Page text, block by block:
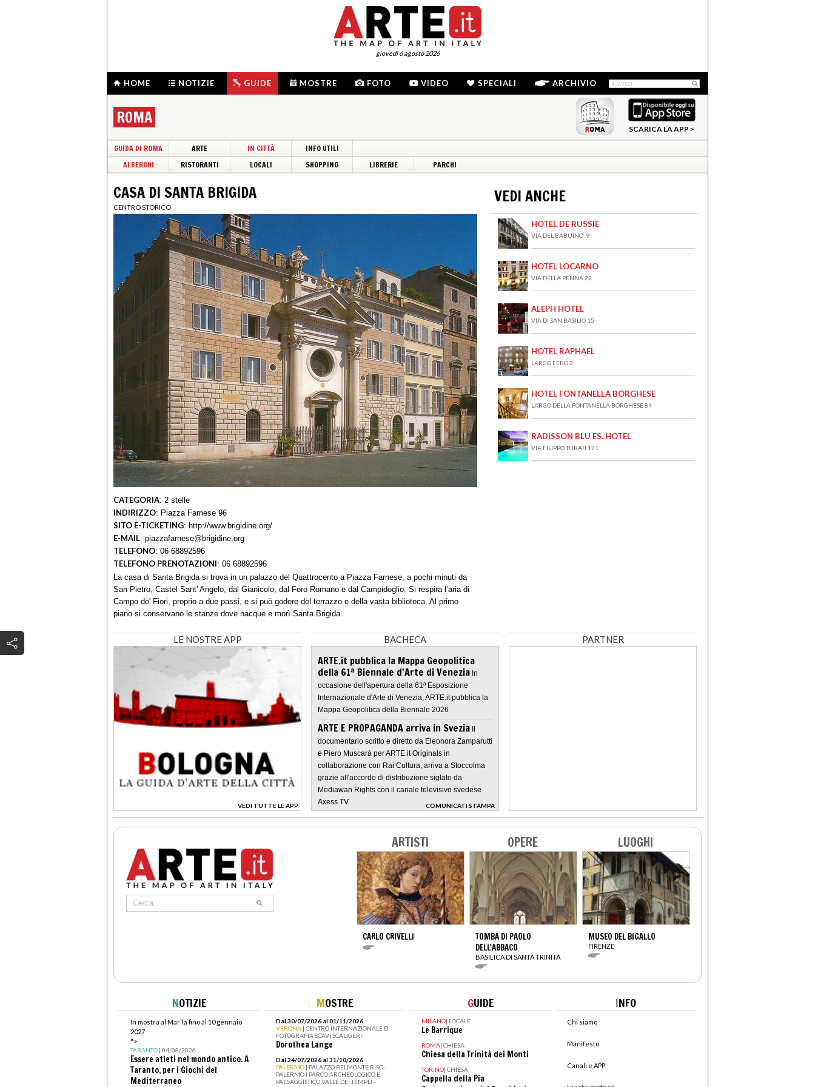
giovedì 6 agosto 2026
HOME NOTIZIE GUIDE MOSTRE FOTO VIDEO SPECIALI ARCHIVIO
ROMA
SCARICA LA APP >
GUIDA DI ROMA ARTE IN CITTÀ
INFO UTILI
ALBERGHI
RISTORANTI LOCALI SHOPPING LIBRERIE PARCHI
CASA DI SANTA BRIGIDA
CENTRO STORICO
CATEGORIA: 2 stelle
INDIRIZZO: Piazza Farnese 96
SITO E-TICKETING: http://www.brigidine.org/
E-MAIL: piazzafarnese@brigidine.org
TELEFONO: 06 68892596
TELEFONO PRENOTAZIONI: 06 68892596
La casa di Santa Brigida si trova in un palazzo del Quattrocento a Piazza Farnese, a pochi minuti da
San Pietro, Castel Sant' Angelo, dal Gianicolo, dal Foro Romano e dal Campidoglio. Si respira l’aria di
Campo de' Fiori, proprio a due passi, e si può godere del terrazzo e della vasta biblioteca. Al primo
piano si conservano le stanze dove nacque e morì Santa Brigida.
VEDI ANCHE
HOTEL DE RUSSIE
VIA DEL BABUINO, 9
HOTEL LOCARNO
VIA DELLA PENNA 22
ALEPH HOTEL
VIA DI SAN BASILIO 15
HOTEL RAPHAEL
LARGO FEBO 2
HOTEL FONTANELLA BORGHESE
LARGO DELLA FONTANELLA BORGHESE 84
RADISSON BLU ES. HOTEL
VIA FILIPPO TURATI 171
LE NOSTRE APP
VEDI TUTTE LE APP
>
BACHECA
ARTE.it pubblica la Mappa Geopolitica
della 61ª Biennale d'Arte di Venezia In
occasione dell'apertura della 61ª Esposizione
Internazionale d'Arte di Venezia, ARTE.it pubblica la
Mappa Geopolitica della Biennale 2026
ARTE E PROPAGANDA arriva in Svezia Il
documentario scritto e diretto da Eleonora Zamparutti
e Piero Muscarà per ARTE.it Originals in
collaborazione con Rai Cultura, arriva a Stoccolma
grazie all'accordo di distribuzione siglato da
Mediawan Rights con il canale televisivo svedese
Axess TV.
COMUNICATI STAMPA
>
PARTNER
ARTISTI
CARLO CRIVELLI
OPERE
TOMBA DI PAOLO
DELL'ABBACO
BASILICA DI SANTA TRINITA
LUOGHI
MUSEO DEL BIGALLO
FIRENZE
NOTIZIE
In mostra al MarTa fino al 10 gennaio
2027
">
TARANTO| 04/08/2026
Essere atleti nel mondo antico. A
Taranto, per i Giochi del
Mediterraneo
MOSTRE
Dal 30/07/2026 al 01/11/2026
VERONA | CENTRO INTERNAZIONALE DI
FOTOGRAFIA SCAVI SCALIGERI
Dorothea Lange
Dal 24/07/2026 al 31/10/2026
PALERMO | PALAZZO BELMONTE RISO -
PALERMO I PARCO ARCHEOLOGICO E
PAESAGGISTICO VALLE DEI TEMPLI -
GUIDE
MILANO| LOCALE
Le Barrique
ROMA| CHIESA
Chiesa della Trinità dei Monti
TORINO| CHIESA
Cappella della Pia
INFO
Chi siamo
Manifesto
Canali e APP